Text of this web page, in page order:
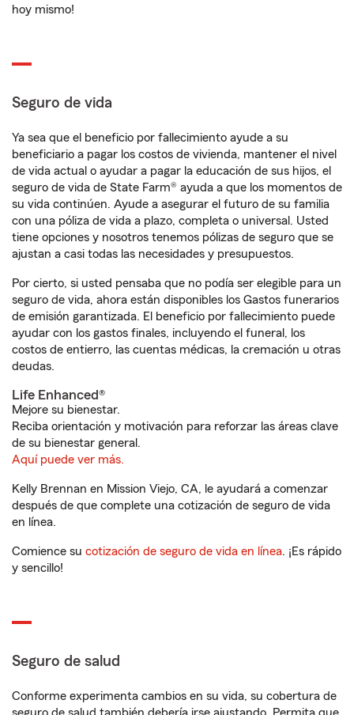
hoy mismo!
Seguro de vida
Ya sea que el beneficio por fallecimiento ayude a su
beneficiario a pagar los costos de vivienda, mantener el nivel
de vida actual o ayudar a pagar la educación de sus hijos, el
seguro de vida de State Farm® ayuda a que los momentos de
su vida continúen. Ayude a asegurar el futuro de su familia
con una póliza de vida a plazo, completa o universal. Usted
tiene opciones y nosotros tenemos pólizas de seguro que se
ajustan a casi todas las necesidades y presupuestos.
Por cierto, si usted pensaba que no podía ser elegible para un
seguro de vida, ahora están disponibles los Gastos funerarios
de emisión garantizada. El beneficio por fallecimiento puede
ayudar con los gastos finales, incluyendo el funeral, los
costos de entierro, las cuentas médicas, la cremación u otras
deudas.
Life Enhanced®
Mejore su bienestar.
Reciba orientación y motivación para reforzar las áreas clave
de su bienestar general.
Aquí puede ver más.
Kelly Brennan en Mission Viejo, CA, le ayudará a comenzar
después de que complete una cotización de seguro de vida
en línea.
Comience su cotización de seguro de vida en línea. ¡Es rápido
y sencillo!
Seguro de salud
Conforme experimenta cambios en su vida, su cobertura de